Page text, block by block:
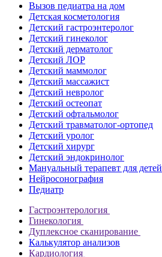
Вызов педиатра на дом
Детская косметология
Детский гастроэнтеролог
Детский гинеколог
Детский дерматолог
Детский ЛОР
Детский маммолог
Детский массажист
Детский невролог
Детский остеопат
Детский офтальмолог
Детский травматолог-ортопед
Детский уролог
Детский хирург
Детский эндокринолог
Мануальный терапевт для детей
Нейросонография
Педиатр
Гастроэнтерология
Гинекология
Дуплексное сканирование
Калькулятор анализов
Кардиология